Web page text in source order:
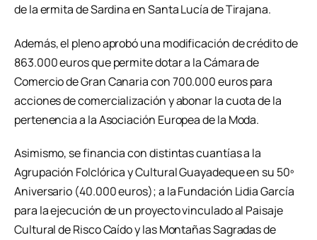
de la ermita de Sardina en Santa Lucía de Tirajana.
Además, el pleno aprobó una modificación de crédito de
863.000 euros que permite dotar a la Cámara de
Comercio de Gran Canaria con 700.000 euros para
acciones de comercialización y abonar la cuota de la
pertenencia a la Asociación Europea de la Moda.
Asimismo, se financia con distintas cuantías a la
Agrupación Folclórica y Cultural Guayadeque en su 50º
Aniversario (40.000 euros); a la Fundación Lidia García
para la ejecución de un proyecto vinculado al Paisaje
Cultural de Risco Caído y las Montañas Sagradas de